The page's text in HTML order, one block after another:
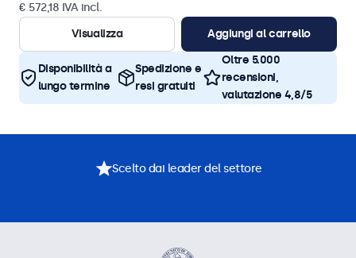
€ 572,18 IVA incl.
Visualizza
Aggiungi al carrello
Disponibilità a
lungo termine
Spedizione e
resi gratuiti
Oltre 5.000
recensioni,
valutazione 4,8/5
Scelto dai leader del settore